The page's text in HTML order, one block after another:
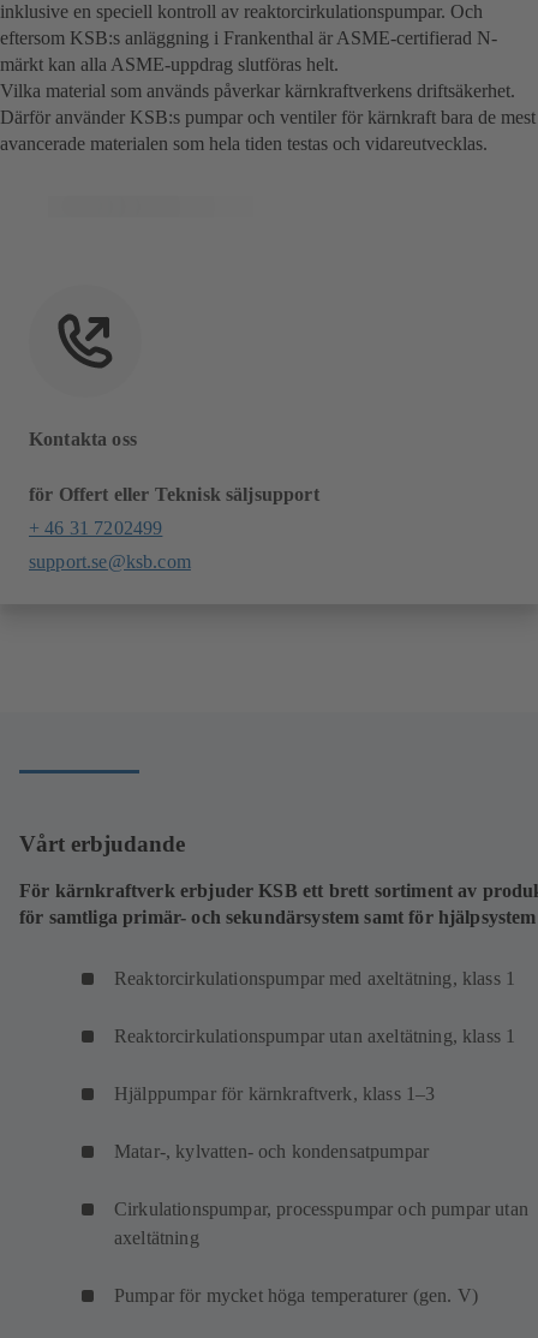
inklusive en speciell kontroll av reaktorcirkulationspumpar. Och
eftersom KSB:s anläggning i Frankenthal är ASME-certifierad N-
märkt kan alla ASME-uppdrag slutföras helt.
Vilka material som används påverkar kärnkraftverkens driftsäkerhet.
Därför använder KSB:s pumpar och ventiler för kärnkraft bara de mest
avancerade materialen som hela tiden testas och vidareutvecklas.
Kontakta oss
för Offert eller Teknisk säljsupport
+ 46 31 7202499
support.se@ksb.com
Vårt erbjudande
För kärnkraftverk erbjuder KSB ett brett sortiment av
för samtliga primär- och sekundärsystem samt för hjälpsystem
Reaktorcirkulationspumpar med axeltätning, klass 1
Reaktorcirkulationspumpar utan axeltätning, klass 1
Hjälppumpar för kärnkraftverk, klass 1–3
Matar-, kylvatten- och kondensatpumpar
Cirkulationspumpar, processpumpar och pumpar utan
axeltätning
Pumpar för mycket höga temperaturer (gen. V)